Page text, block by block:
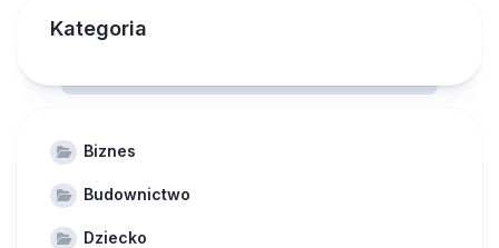
Kategoria
Biznes
Budownictwo
Dziecko